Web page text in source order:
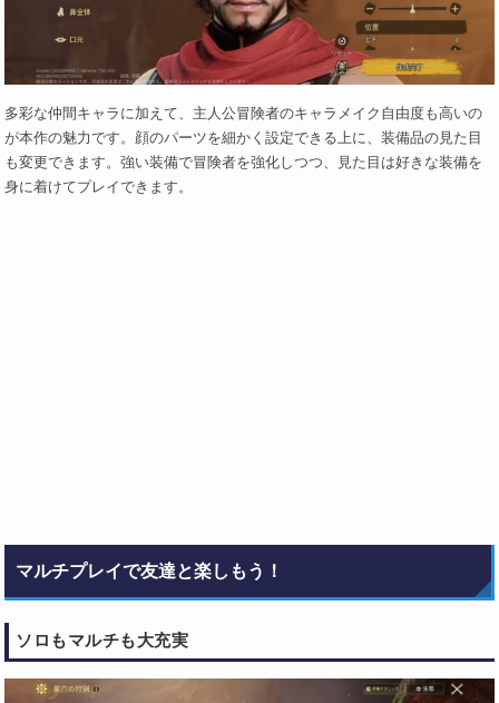
多彩な仲間キャラに加えて、主人公冒険者のキャラメイク自由度も高いの
が本作の魅力です。顔のパーツを細かく設定できる上に、装備品の見た目
も変更できます。強い装備で冒険者を強化しつつ、見た目は好きな装備を
身に着けてプレイできます。
マルチプレイで友達と楽しもう！
ソロもマルチも大充実